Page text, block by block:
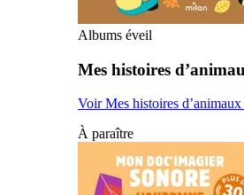
Albums éveil
Mes histoires
Voir Mes histoires
À paraître